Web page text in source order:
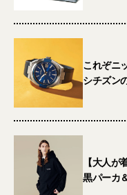
これぞニ
シチズン
【大人
黒パーカ